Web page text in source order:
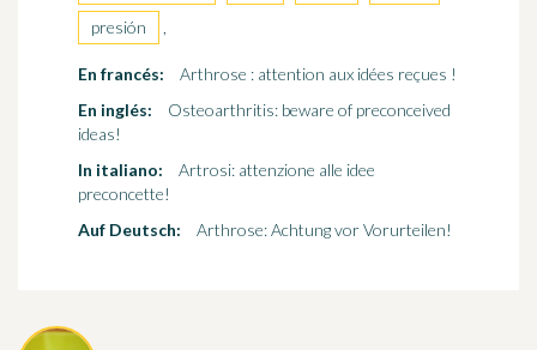
presión
,
En francés:
Arthrose : attention aux idées reçues !
En inglés:
Osteoarthritis: beware of preconceived
ideas!
In italiano:
Artrosi: attenzione alle idee
preconcette!
Auf Deutsch:
Arthrose: Achtung vor Vorurteilen!